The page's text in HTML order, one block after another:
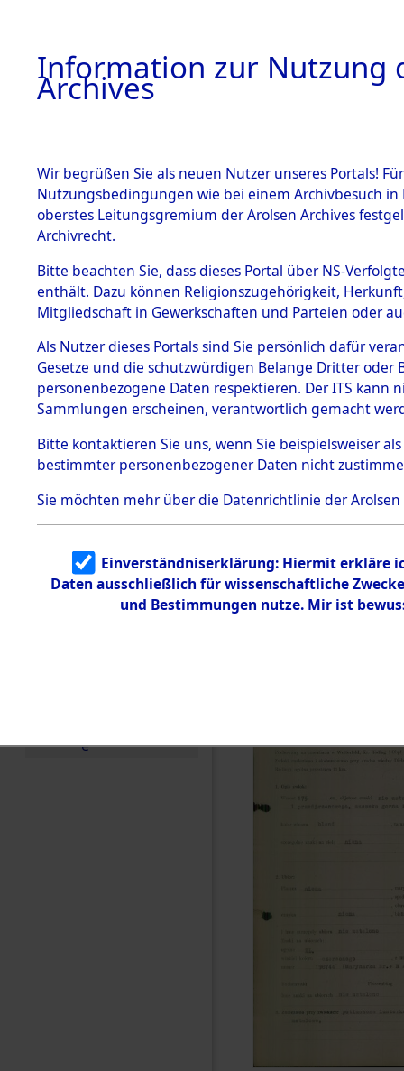
BESTÄNDE
1.
mente
5. Verschiedenes
5.3
Todesmärsche
5.3.1 Alliierte
Erhebungen
zu
Todesmärsch
en
5.3.2
Identifizierun
g
5.3.3
Todesmärsch
e
auf dem
zur
Roding,
zwischen
km)
Leben
0002
Information zur Nutzung
Archives
Wir begrüßen Sie als neuen Nutzer unseres Portals!
Nutzungsbedingungen wie bei einem Archivbesuch
oberstes Leitungsgremium der Arolsen Archives
Archivrecht.
Bitte beachten Sie, dass dieses Portal über NS-
enthält. Dazu können Religionszugehörigkeit,
Mitgliedschaft in Gewerkschaften und Parteien oder
Als Nutzer dieses Portals sind Sie persönlich dafür
Gesetze und die schutzwürdigen Belange Dritter
personenbezogene Daten respektieren. Der ITS
Sammlungen erscheinen, verantwortlich gemacht
Bitte kontaktieren Sie uns, wenn Sie beispielsweiser
bestimmter personenbezogener Daten nicht
Sie möchten mehr über die Datenrichtlinie der Arolsen
Einverständniserklärung: Hiermit erkläre
Daten ausschließlich für wissenschaftliche
und Bestimmungen nutze. Mir ist